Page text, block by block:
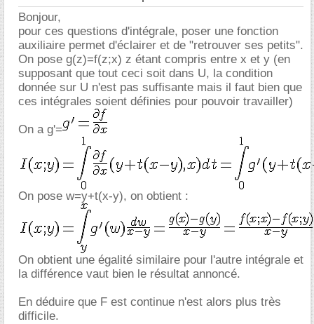
Bonjour,
pour ces questions d'intégrale, poser une fonction
auxiliaire permet d'éclairer et de "retrouver ses petits".
On pose g(z)=f(z;x) z étant compris entre x et y (en
supposant que tout ceci soit dans U, la condition
donnée sur U n'est pas suffisante mais il faut bien que
ces intégrales soient définies pour pouvoir travailler)
On a g'=
On pose w=y+t(x-y), on obtient :
On obtient une égalité similaire pour l'autre intégrale et
la différence vaut bien le résultat annoncé.
En déduire que F est continue n'est alors plus très
difficile.